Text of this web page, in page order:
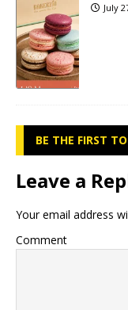
July
BE THE FIRST
Leave a
Your email address
Comment